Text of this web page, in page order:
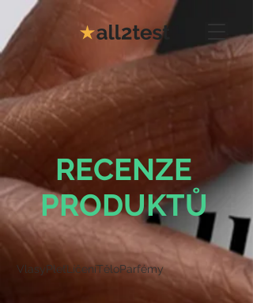
RECENZE
PRODUKTŮ
VlasyPleťLíčeníTěloParfémy